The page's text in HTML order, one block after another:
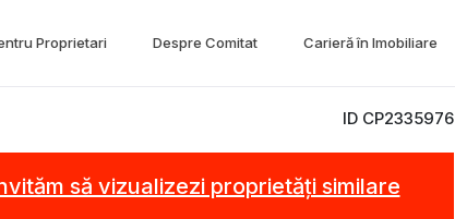
Proprietari Despre Comitat Carieră în Imobiliare
ID CP2335976
să vizualizezi proprietăți similare